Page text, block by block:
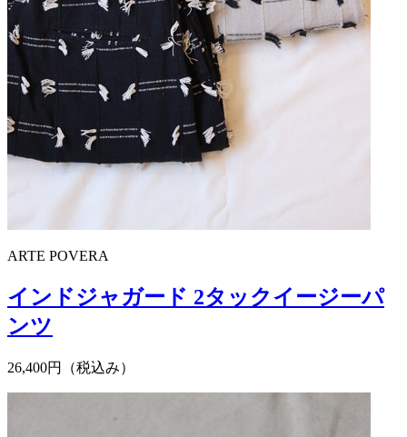
ARTE POVERA
インドジャガード 2タックイージーパ
ンツ
26,400円（税込み）